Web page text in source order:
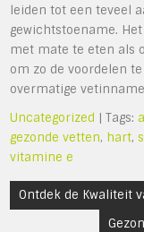
leiden tot een teveel
gewichtstoename.
met mate te eten als
om zo de voordelen
overmatige
Uncategorized | Tags:
gezonde vetten, hart,
vitamine e
Bericht
navigatie
Ontdek de Kwaliteit